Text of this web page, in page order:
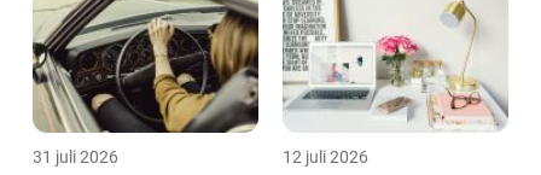
31 juli 2026 12 juli 2026